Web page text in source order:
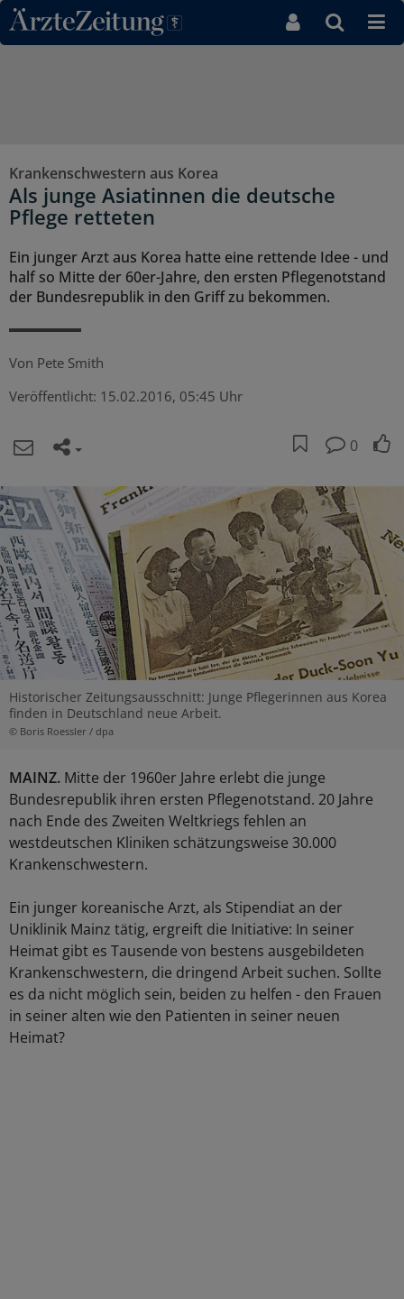
Direkt zum Inhaltsbereich
Krankenschwestern aus Korea
Als junge Asiatinnen die deutsche
Pflege retteten
Ein junger Arzt aus Korea hatte eine rettende Idee - und
half so Mitte der 60er-Jahre, den ersten Pflegenotstand
der Bundesrepublik in den Griff zu bekommen.
Von Pete Smith
Veröffentlicht: 15.02.2016, 05:45 Uhr
0
Historischer Zeitungsausschnitt: Junge Pflegerinnen aus Korea
finden in Deutschland neue Arbeit.
© Boris Roessler / dpa
MAINZ. Mitte der 1960er Jahre erlebt die junge
Bundesrepublik ihren ersten Pflegenotstand. 20 Jahre
nach Ende des Zweiten Weltkriegs fehlen an
westdeutschen Kliniken schätzungsweise 30.000
Krankenschwestern.
Ein junger koreanische Arzt, als Stipendiat an der
Uniklinik Mainz tätig, ergreift die Initiative: In seiner
Heimat gibt es Tausende von bestens ausgebildeten
Krankenschwestern, die dringend Arbeit suchen. Sollte
es da nicht möglich sein, beiden zu helfen - den Frauen
in seiner alten wie den Patienten in seiner neuen
Heimat?